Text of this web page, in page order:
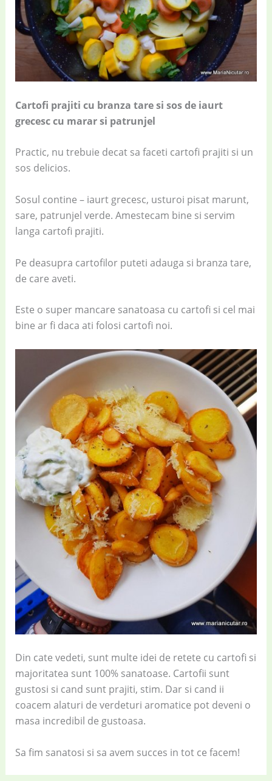
Cartofi prajiti cu branza tare si sos de iaurt
grecesc cu marar si patrunjel
Practic, nu trebuie decat sa faceti cartofi prajiti si un
sos delicios.
Sosul contine – iaurt grecesc, usturoi pisat marunt,
sare, patrunjel verde. Amestecam bine si servim
langa cartofi prajiti.
Pe deasupra cartofilor puteti adauga si branza tare,
de care aveti.
Este o super mancare sanatoasa cu cartofi si cel mai
bine ar fi daca ati folosi cartofi noi.
Din cate vedeti, sunt multe idei de retete cu cartofi si
majoritatea sunt 100% sanatoase. Cartofii sunt
gustosi si cand sunt prajiti, stim. Dar si cand ii
coacem alaturi de verdeturi aromatice pot deveni o
masa incredibil de gustoasa.
Sa fim sanatosi si sa avem succes in tot ce facem!